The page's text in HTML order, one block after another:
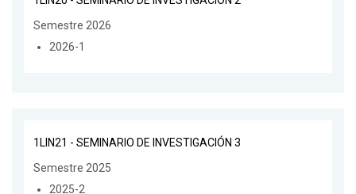
Semestre 2026
2026-1
1LIN21 - SEMINARIO DE INVESTIGACIÓN 3
Semestre 2025
2025-2